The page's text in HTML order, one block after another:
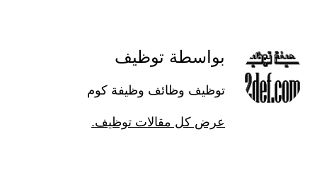
بواسطة توظيف
توظيف وظائف وظيفة كوم
عرض كل مقالات توظيف.